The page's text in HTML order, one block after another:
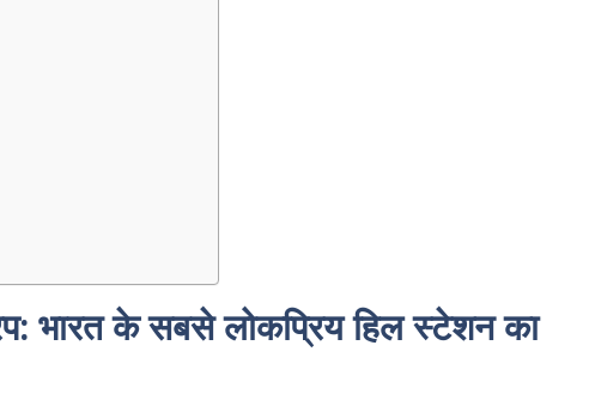
भारत के सबसे लोकप्रिय हिल स्टेशन का